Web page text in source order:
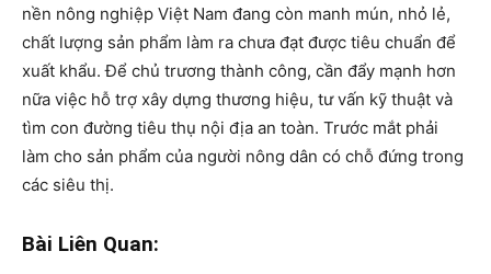
nền nông nghiệp Việt Nam đang còn manh mún, nhỏ lẻ,
chất lượng sản phẩm làm ra chưa đạt được tiêu chuẩn để
xuất khẩu. Để chủ trương thành công, cần đẩy mạnh hơn
nữa việc hỗ trợ xây dựng thương hiệu, tư vấn kỹ thuật và
tìm con đường tiêu thụ nội địa an toàn. Trước mắt phải
làm cho sản phẩm của người nông dân có chỗ đứng trong
các siêu thị.
Bài Liên Quan: